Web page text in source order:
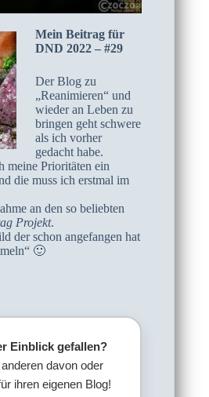
Mein Beitrag für
DND 2022 – #29
Der Blog zu
„Reanimieren“ und
wieder an Leben zu
bringen geht schwere
als ich vorher
gedacht habe.
meine Prioritäten ein
die muss ich erstmal im
an den so beliebten
Projekt.
der schon angefangen hat
🙂
Einblick gefallen?
davon oder
ihren eigenen Blog!